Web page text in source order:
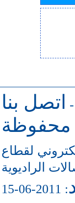
-
اتصل بنا
محفوظة
لقطاع
الراديوية
: 2011-06-15